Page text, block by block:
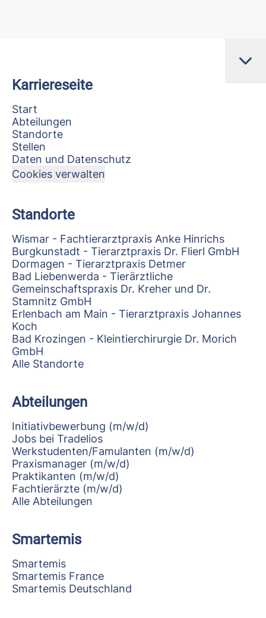
Karriereseite
Start
Abteilungen
Standorte
Stellen
Daten und Datenschutz
Cookies verwalten
Standorte
Wismar - Fachtierarztpraxis Anke Hinrichs
Burgkunstadt - Tierarztpraxis Dr. Flierl GmbH
Dormagen - Tierarztpraxis Detmer
Bad Liebenwerda - Tierärztliche
Gemeinschaftspraxis Dr. Kreher und Dr.
Stamnitz GmbH
Erlenbach am Main - Tierarztpraxis Johannes
Koch
Bad Krozingen - Kleintierchirurgie Dr. Morich
GmbH
Alle Standorte
Abteilungen
Initiativbewerbung (m/w/d)
Jobs bei Tradelios
Werkstudenten/Famulanten (m/w/d)
Praxismanager (m/w/d)
Praktikanten (m/w/d)
Fachtierärzte (m/w/d)
Alle Abteilungen
Smartemis
Smartemis
Smartemis France
Smartemis Deutschland